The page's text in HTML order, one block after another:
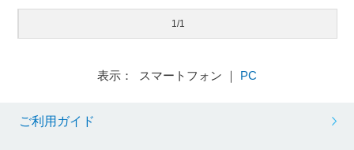
1/1
表示： スマートフォン ｜ PC
ご利用ガイド